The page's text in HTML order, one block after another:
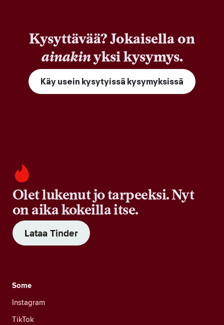
Kysyttävää? Jokaisella on
ainakinyksi kysymys.
Käy usein kysytyissä kysymyksissä
Olet lukenut jo tarpeeksi. Nyt
on aika kokeilla itse.
Lataa Tinder
Some
Instagram
TikTok